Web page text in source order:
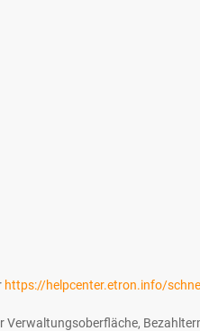
https://helpcenter.etron.info/
Verwaltungsoberfläche,